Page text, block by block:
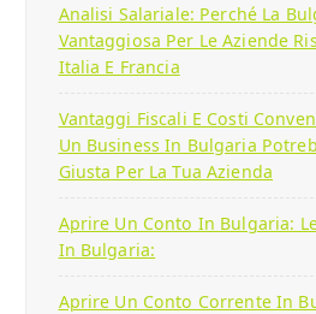
Analisi Salariale: Perché La
Vantaggiosa Per Le Aziende
Italia E Francia
Vantaggi Fiscali E Costi
Un Business In Bulgaria
Giusta Per La Tua Azienda
Aprire Un Conto In Bulgaria:
In Bulgaria:
Aprire Un Conto Corrente In